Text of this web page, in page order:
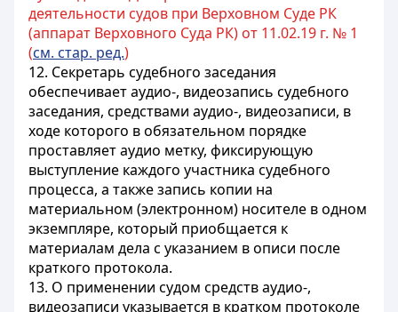
деятельности судов при Верховном Суде РК
(аппарат Верховного Суда РК) от 11.02.19 г. № 1
(см. стар. ред.)
12. Секретарь судебного заседания
обеспечивает аудио-, видеозапись судебного
заседания, средствами аудио-, видеозаписи, в
ходе которого в обязательном порядке
проставляет аудио метку, фиксирующую
выступление каждого участника судебного
процесса, а также запись копии на
материальном (электронном) носителе в одном
экземпляре, который приобщается к
материалам дела с указанием в описи после
краткого протокола.
13. О применении судом средств аудио-,
видеозаписи указывается в кратком протоколе